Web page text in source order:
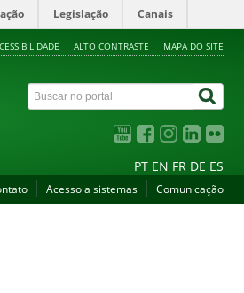
Legislação Canais
ALTO CONTRASTE MAPA DO SITE
PT EN FR DE ES
Acesso a sistemas Comunicação